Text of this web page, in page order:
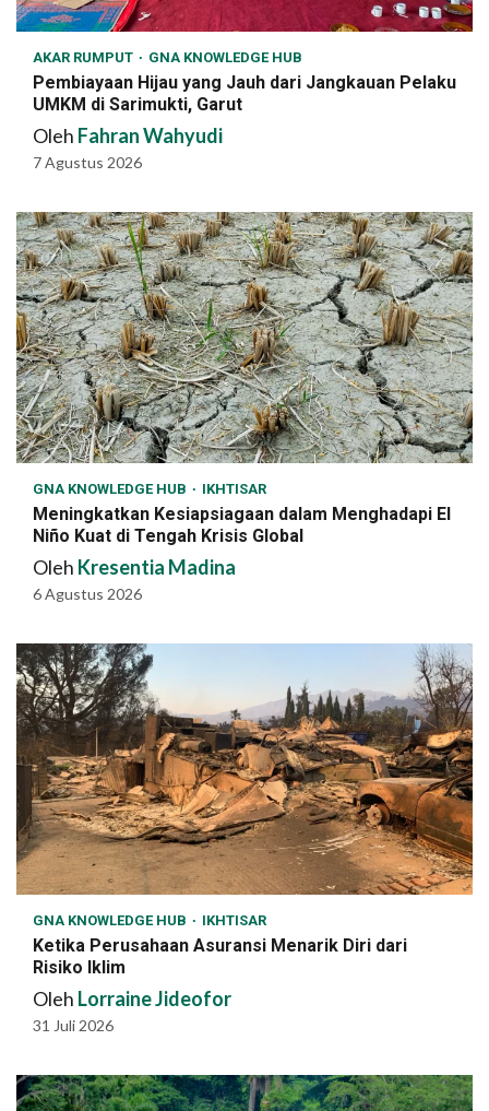
AKAR RUMPUT GNA KNOWLEDGE HUB
Pembiayaan Hijau yang Jauh dari Jangkauan Pelaku
UMKM di Sarimukti, Garut
Oleh Fahran Wahyudi
7 Agustus 2026
GNA KNOWLEDGE HUB IKHTISAR
Meningkatkan Kesiapsiagaan dalam Menghadapi El
Niño Kuat di Tengah Krisis Global
Oleh Kresentia Madina
6 Agustus 2026
GNA KNOWLEDGE HUB IKHTISAR
Ketika Perusahaan Asuransi Menarik Diri dari
Risiko Iklim
Oleh Lorraine Jideofor
31 Juli 2026